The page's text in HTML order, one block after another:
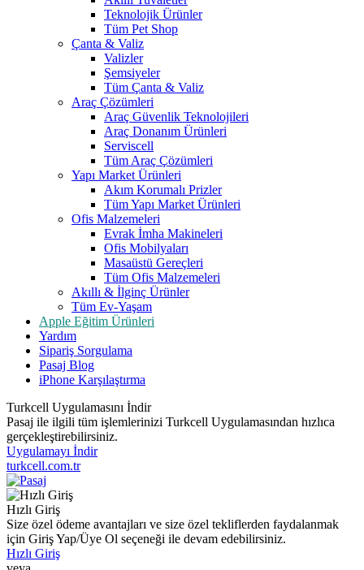
Teknolojik Ürünler
Tüm Pet Shop
Çanta & Valiz
Valizler
Şemsiyeler
Tüm Çanta & Valiz
Araç Çözümleri
Araç Güvenlik Teknolojileri
Araç Donanım Ürünleri
Serviscell
Tüm Araç Çözümleri
Yapı Market Ürünleri
Akım Korumalı Prizler
Tüm Yapı Market Ürünleri
Ofis Malzemeleri
Evrak İmha Makineleri
Ofis Mobilyaları
Masaüstü Gereçleri
Tüm Ofis Malzemeleri
Akıllı & İlginç Ürünler
Tüm Ev-Yaşam
Apple Eğitim Ürünleri
Yardım
Sipariş Sorgulama
Pasaj Blog
iPhone Karşılaştırma
Turkcell Uygulamasını İndir
Pasaj ile ilgili tüm işlemlerinizi Turkcell Uygulamasından hızlıca
gerçekleştirebilirsiniz.
Uygulamayı İndir
turkcell.com.tr
Hızlı Giriş
Size özel ödeme avantajları ve size özel tekliflerden faydalanmak
için Giriş Yap/Üye Ol seçeneği ile devam edebilirsiniz.
Hızlı Giriş